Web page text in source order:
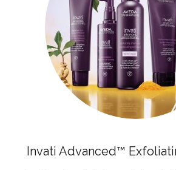
Invati Advanced™